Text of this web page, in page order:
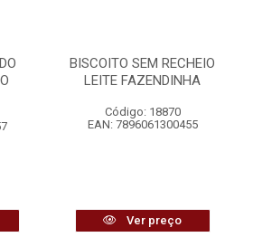
BISCOITO SEM RECHEIO
LEITE FAZENDINHA
Código: 18870
EAN: 7896061300455
Ver preço